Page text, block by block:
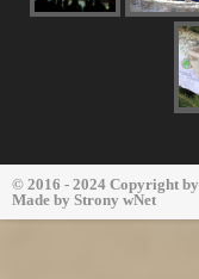
© 2016 - 2024 Copyright by
Made by Strony wNet